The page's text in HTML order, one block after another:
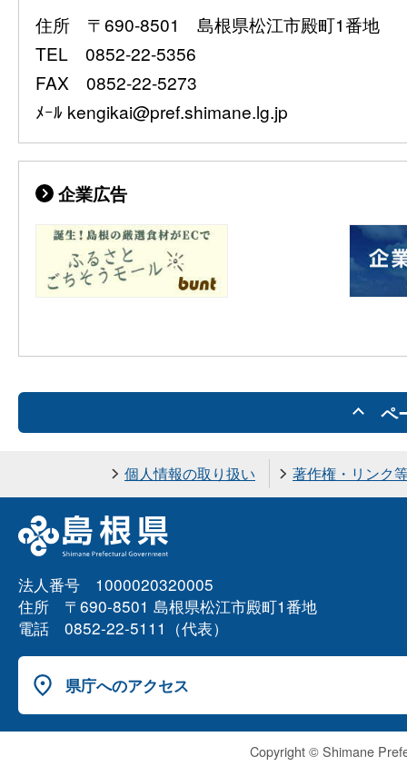
住所 〒690-8501 島根県松江市殿町1番地
TEL 0852-22-5356
FAX 0852-22-5273
ﾒｰﾙ kengikai@pref.shimane.lg.jp
企業広告
ペ
個人情報の取り扱い 著作権・リンク
法人番号 1000020320005
住所 〒690-8501 島根県松江市殿町1番地
電話 0852-22-5111（代表）
県庁へのアクセス
Copyright © Shimane